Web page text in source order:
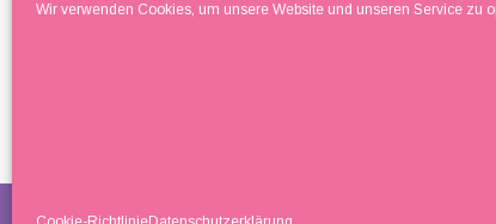
Wir verwenden Cookies, um unsere Website und unseren Service zu